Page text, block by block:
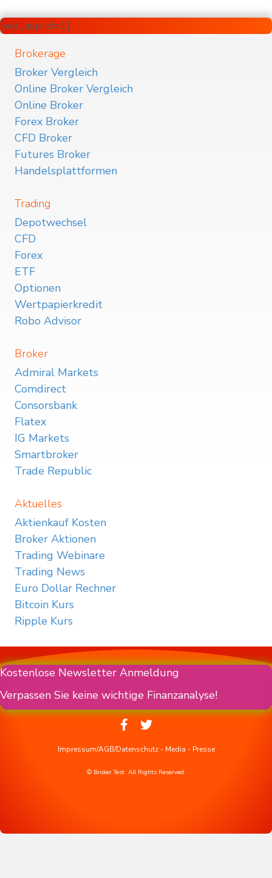
[wd_asp id=1]
Brokerage
Broker Vergleich
Online Broker Vergleich
Online Broker
Forex Broker
CFD Broker
Futures Broker
Handelsplattformen
Trading
Depotwechsel
CFD
Forex
ETF
Optionen
Wertpapierkredit
Robo Advisor
Broker
Admiral Markets
Comdirect
Consorsbank
Flatex
IG Markets
Smartbroker
Trade Republic
Aktuelles
Aktienkauf Kosten
Broker Aktionen
Trading Webinare
Trading News
Euro Dollar Rechner
Bitcoin Kurs
Ripple Kurs
Kostenlose Newsletter Anmeldung
Verpassen Sie keine wichtige Finanzanalyse!
Impressum/AGB/Datenschutz- Media - Presse
© Broker Test. All Rights Reserved.